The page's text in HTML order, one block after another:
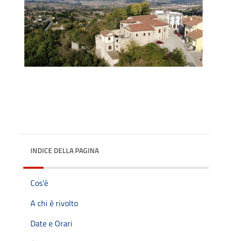
INDICE DELLA PAGINA
Cos'è
A chi è rivolto
Date e Orari